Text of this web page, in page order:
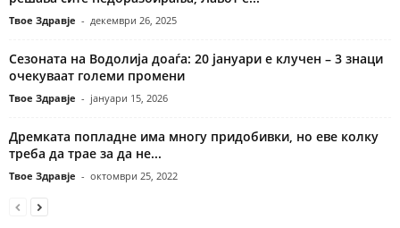
Твое Здравје - декември 26, 2025
Сезоната на Водолија доаѓа: 20 јануари е клучен – 3 знаци
очекуваат големи промени
Твое Здравје - јануари 15, 2026
Дремката попладне има многу придобивки, но еве колку
треба да трае за да не...
Твое Здравје - октомври 25, 2022